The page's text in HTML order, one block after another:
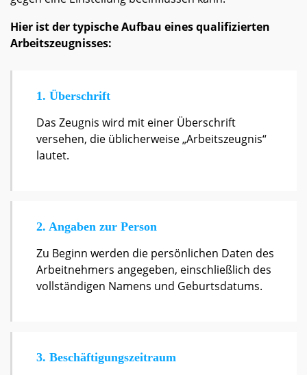
Hier ist der typische Aufbau eines qualifizierten
Arbeitszeugnisses:
1. Überschrift
Das Zeugnis wird mit einer Überschrift
versehen, die üblicherweise „Arbeitszeugnis“
lautet.
2. Angaben zur Person
Zu Beginn werden die persönlichen Daten des
Arbeitnehmers angegeben, einschließlich des
vollständigen Namens und Geburtsdatums.
3. Beschäftigungszeitraum